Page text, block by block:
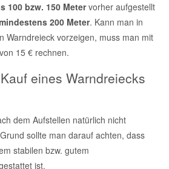
100 bzw. 150 Metervorher aufgestellt
200 Meter. Kann man in
Warndreieck vorzeigen, muss man mit
15 € rechnen.
eines Warndreiecks
dem Aufstellen natürlich nicht
sollte man darauf achten, dass
stabilen bzw. gutem
ist.